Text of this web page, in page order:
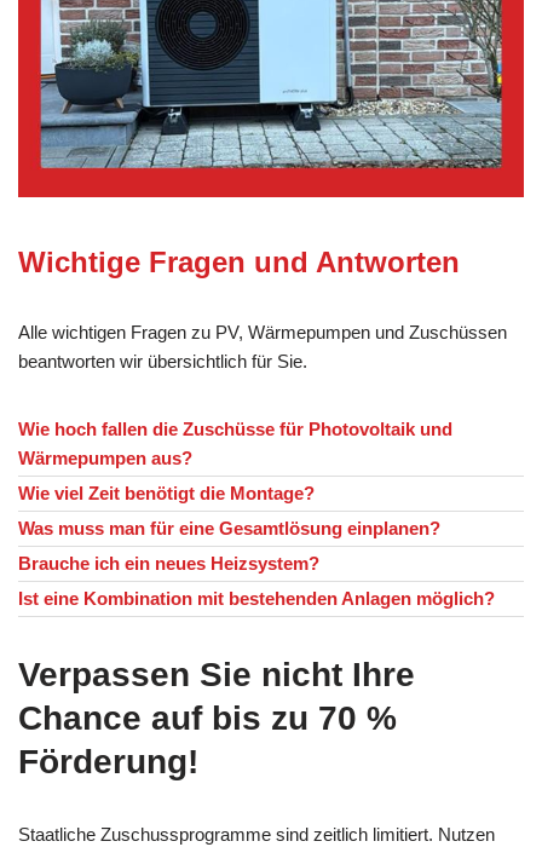
Wichtige Fragen und Antworten
Alle wichtigen Fragen zu PV, Wärmepumpen und Zuschüssen
beantworten wir übersichtlich für Sie.
Wie hoch fallen die Zuschüsse für Photovoltaik und
Wärmepumpen aus?
Wie viel Zeit benötigt die Montage?
Was muss man für eine Gesamtlösung einplanen?
Brauche ich ein neues Heizsystem?
Ist eine Kombination mit bestehenden Anlagen möglich?
Verpassen Sie nicht Ihre
Chance auf bis zu 70 %
Förderung!
Staatliche Zuschussprogramme sind zeitlich limitiert. Nutzen